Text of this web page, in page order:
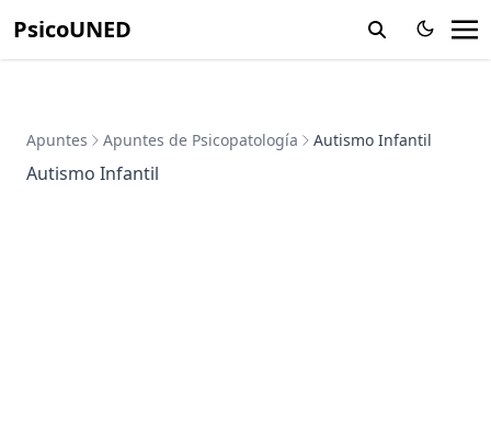
PsicoUNED
Apuntes Apuntes de Psicopatología Autismo Infantil
Autismo Infantil